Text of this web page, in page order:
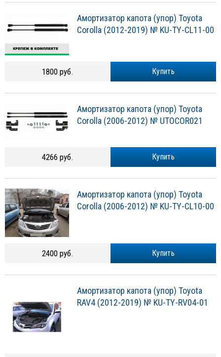
Амортизатор капота (упор) Toyota
Corolla (2012-2019) № KU-TY-CL11-00
Купить
1800 руб.
Амортизатор капота (упор) Toyota
Corolla (2006-2012) № UTOCOR021
Купить
4266 руб.
Амортизатор капота (упор) Toyota
Corolla (2006-2012) № KU-TY-CL10-00
Купить
2400 руб.
Амортизатор капота (упор) Toyota
RAV4 (2012-2019) № KU-TY-RV04-01